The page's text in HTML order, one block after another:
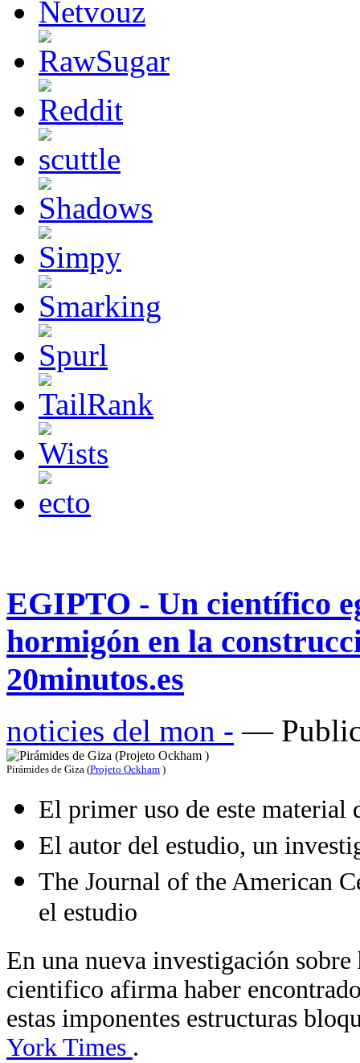
EGIPTO - Un científico
hormigón en la
20minutos.es
noticies del mon - —
Pirámides de Giza (Projeto Ockham )
El primer uso de este material
El autor del estudio, un
The Journal of the American
el estudio
En una nueva investigación sobre
cientifico afirma haber
estas imponentes estructuras
York Times .